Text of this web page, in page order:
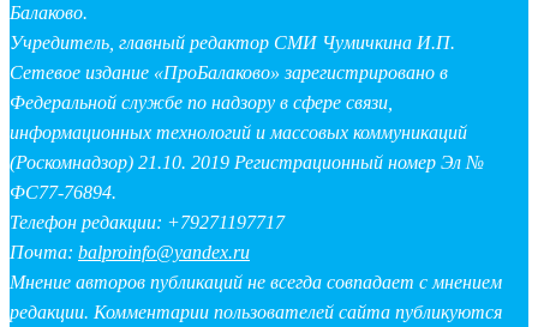
Балаково.
Учредитель, главный редактор СМИ Чумичкина И.П.
Сетевое издание «ПроБалаково» зарегистрировано в
Федеральной службе по надзору в сфере связи,
информационных технологий и массовых коммуникаций
(Роскомнадзор) 21.10. 2019 Регистрационный номер Эл №
ФС77-76894.
Телефон редакции: +79271197717
Почта: balproinfo@yandex.ru
Мнение авторов публикаций не всегда совпадает с мнением
редакции. Комментарии пользователей сайта публикуются